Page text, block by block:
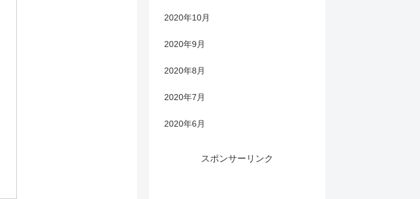
2020年10月
2020年9月
2020年8月
2020年7月
2020年6月
スポンサーリンク